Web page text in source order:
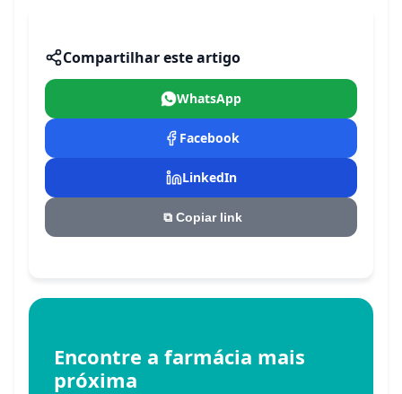
Compartilhar este artigo
WhatsApp
Facebook
LinkedIn
⧉ Copiar link
Encontre a farmácia mais
próxima